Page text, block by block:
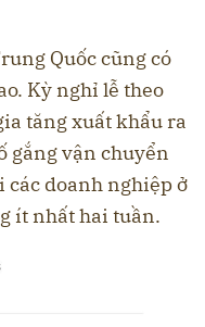
Quốc cũng có
Kỳ nghỉ lễ theo
tăng xuất khẩu ra
gắng vận chuyển
doanh nghiệp ở
ít nhất hai tuần.